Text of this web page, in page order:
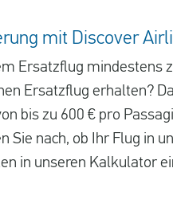
mit Discover
Ersatzflug mindestens
Ersatzflug erhalten?
bis zu 600 € pro
Sie nach, ob Ihr Flug in
in unseren Kalkulator